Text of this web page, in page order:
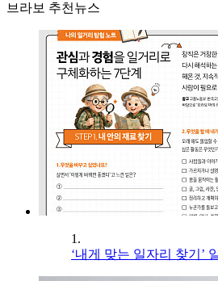
브라보 추천뉴스
1.
‘내게 맞는 일자리 찾기’